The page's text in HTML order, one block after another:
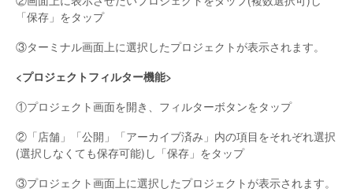
「保存」をタップ
③ターミナル画面上に選択したプロジェクトが表示されます。
<プロジェクトフィルター機能>
①プロジェクト画面を開き、フィルターボタンをタップ
②「店舗」「公開」「アーカイブ済み」内の項目をそれぞれ選択
(選択しなくても保存可能)し「保存」をタップ
③プロジェクト画面上に選択したプロジェクトが表示されます。